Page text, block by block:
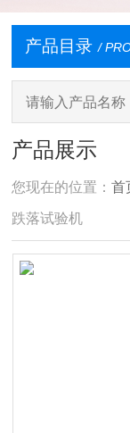
产品目录 /
产品展示
您现在的位置：首
跌落试验机